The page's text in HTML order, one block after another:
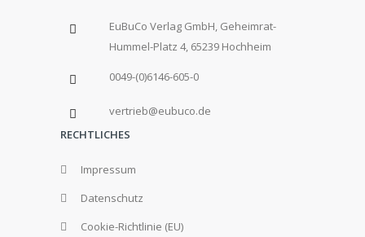
EuBuCo Verlag GmbH, Geheimrat-
Hummel-Platz 4, 65239 Hochheim
0049-(0)6146-605-0
vertrieb@eubuco.de
RECHTLICHES
Impressum
Datenschutz
Cookie-Richtlinie (EU)